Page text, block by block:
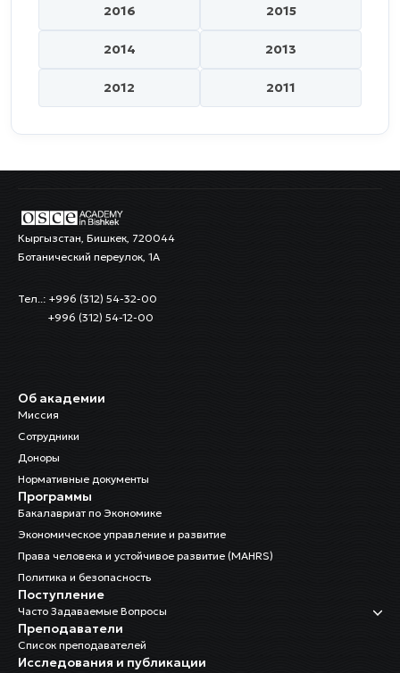
2016 2015
2014 2013
2012 2011
Кыргызстан, Бишкек, 720044
Ботанический переулок, 1А
Тел..: +996 (312) 54-32-00
+996 (312) 54-12-00
Об академии
Миссия
Сотрудники
Доноры
Нормативные документы
Программы
Бакалавриат по Экономике
Экономическое управление и развитие
Права человека и устойчивое развитие (MAHRS)
Политика и безопасность
Поступление
Часто Задаваемые Вопросы
Преподаватели
Список преподавателей
Исследования и публикации